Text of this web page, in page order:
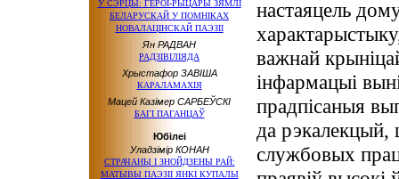
У СЭРЦЫ: ГЕРОІ-РЫЦАРЫ ЗЯМЛІ
БЕЛАРУСКАЙ У ПОМНІКАХ
НОВАЛАЦІНСКАЙ ПАЭЗІІ
Ян РАДВАН
РАДЗІВІЛІЯДА
Хрыстафор ЗАВІША
КАРАЛАМАХІЯ
Мацей Казімер САРБЕЎСКІ
БАГІ ПАГАНЦАЎ
Юбілеі
Уладзімір КОНАН
СТРАЧАНЫ І ЗНОЙДЗЕНЫ РАЙ:
МАТЫВЫ ПАЭЗІІ ЯНКІ КУПАЛЫ
настаяцель
важнай
інфармацыі
прадпісаныя
да рэкалекцый,
службовых